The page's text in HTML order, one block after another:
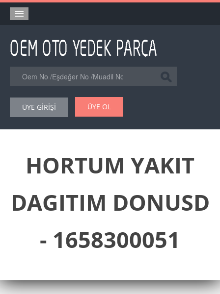
Orjinal Yedek Parça
Eşdeğer Muadil Yedek Parça
Şase Numarası VIN Yedekparça Sorgulama
Hakkımızda
Forum
ÜYE GİRİŞİ ÜYE OL
HORTUM YAKIT
DAGITIM DONUSD
- 1658300051